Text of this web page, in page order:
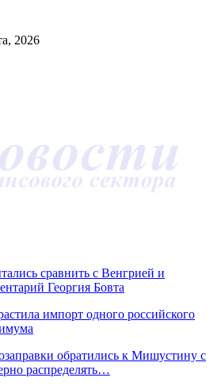
2026
сравнить с Венгрией и
Георгия Бовта
импорт одного российского
обратились к Мишустину с
распределять…